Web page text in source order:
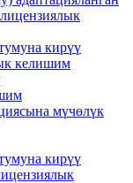
кирүү
келишим
мүчөлүк
кирүү